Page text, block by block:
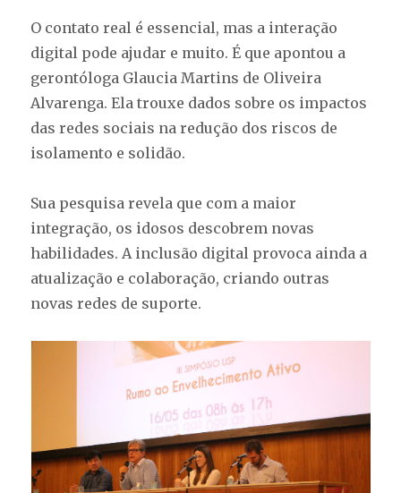
O contato real é essencial, mas a interação
digital pode ajudar e muito. É que apontou a
gerontóloga Glaucia Martins de Oliveira
Alvarenga. Ela trouxe dados sobre os impactos
das redes sociais na redução dos riscos de
isolamento e solidão.
Sua pesquisa revela que com a maior
integração, os idosos descobrem novas
habilidades. A inclusão digital provoca ainda a
atualização e colaboração, criando outras
novas redes de suporte.